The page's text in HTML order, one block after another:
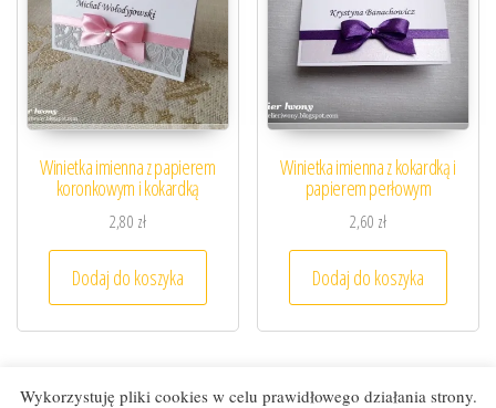
Winietka imienna z papierem
koronkowym i kokardką
2,80 zł
Dodaj do koszyka
Winietka imienna z kokardką i
papierem perłowym
2,60 zł
Dodaj do koszyka
Wykorzystuję pliki cookies w celu prawidłowego działania strony.